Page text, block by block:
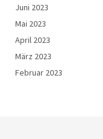
Juni 2023
Mai 2023
April 2023
März 2023
Februar 2023